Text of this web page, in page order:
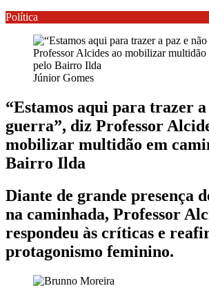
Política
Júnior Gomes
“Estamos aqui para trazer a
guerra”, diz Professor
mobilizar multidão em
Bairro Ilda
Diante de grande presença
na caminhada, Professor
respondeu às críticas e
protagonismo feminino.